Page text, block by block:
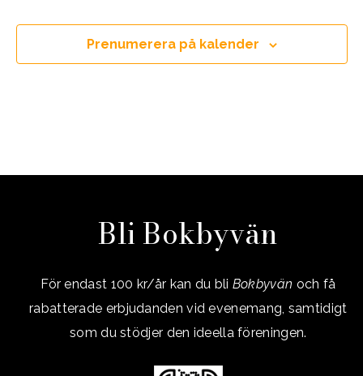
Prenumerera på kalender
Bli Bokbyvän
För endast 100 kr/år kan du bli Bokbyvän och få
rabatterade erbjudanden vid evenemang, samtidigt
som du stödjer den ideella föreningen.